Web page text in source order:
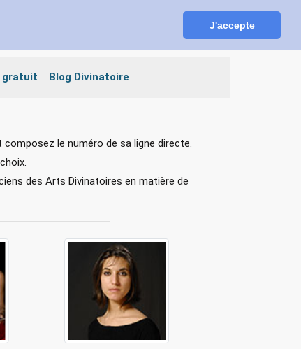
J'accepte
gratuit Blog Divinatoire
le numéro de sa ligne directe.
des Arts Divinatoires en matière de